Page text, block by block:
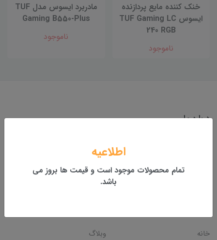
خنک کننده مایع پردازنده
ایسوس TUF Gaming LC
240 RGB
ناموجود
مادربرد ایسوس مدل TUF
Gaming B550-Plus
ناموجود
اطلاعیه
تمام محصولات موجود است و قیمت ها بروز می
باشد.
درباره ما
شماره تماس: 07737224779
خانه
وبلاگ